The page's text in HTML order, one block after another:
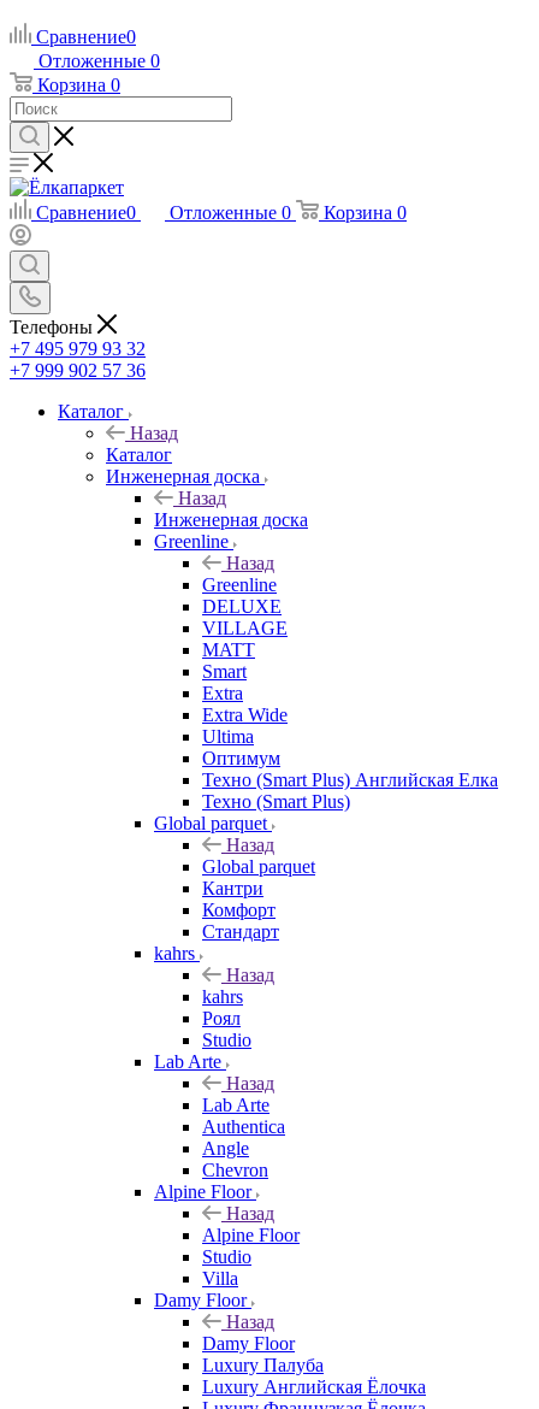
Сравнение0
Отложенные 0
Корзина 0
Сравнение0 Отложенные 0 Корзина 0
Телефоны
+7 495 979 93 32
+7 999 902 57 36
Каталог
Назад
Каталог
Инженерная доска
Назад
Инженерная доска
Greenline
Назад
Greenline
DELUXE
VILLAGE
MATT
Smart
Extra
Extra Wide
Ultima
Оптимум
Техно (Smart Plus) Английская Елка
Техно (Smart Plus)
Global parquet
Назад
Global parquet
Кантри
Комфорт
Стандарт
kahrs
Назад
kahrs
Роял
Studio
Lab Arte
Назад
Lab Arte
Authentica
Angle
Chevron
Alpine Floor
Назад
Alpine Floor
Studio
Villa
Damy Floor
Назад
Damy Floor
Luxury Палуба
Luxury Английская Ёлочка